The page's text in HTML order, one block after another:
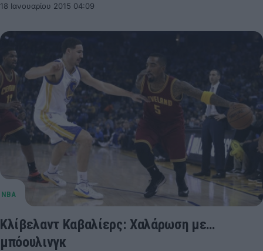
18 Ιανουαρίου 2015 04:09
Κλίβελαντ Καβαλίερς: Χαλάρωση με…
μπόουλινγκ